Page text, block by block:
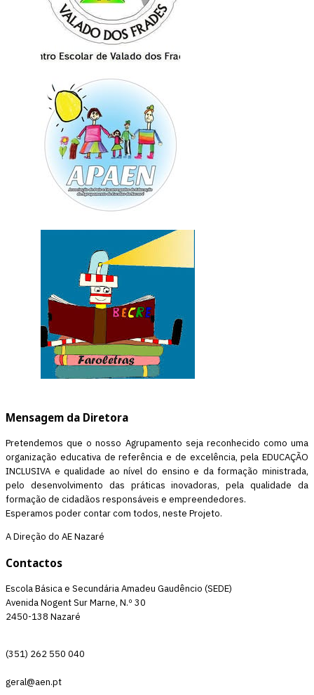
Mensagem da Diretora
Pretendemos que o nosso Agrupamento seja reconhecido como uma
organização educativa de referência e de excelência, pela EDUCAÇÃO
INCLUSIVA e qualidade ao nível do ensino e da formação ministrada,
pelo desenvolvimento das práticas inovadoras, pela qualidade da
formação de cidadãos responsáveis e empreendedores.
Esperamos poder contar com todos, neste Projeto.
A Direção do AE Nazaré
Contactos
Escola Básica e Secundária Amadeu Gaudêncio (SEDE)
Avenida Nogent Sur Marne, N.º 30
2450-138 Nazaré
(351) 262 550 040
geral@aen.pt